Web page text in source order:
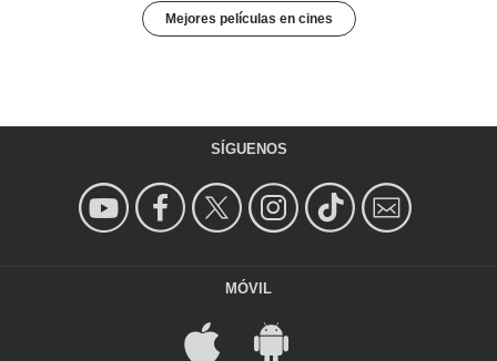
Mejores películas en cines
SÍGUENOS
MÓVIL